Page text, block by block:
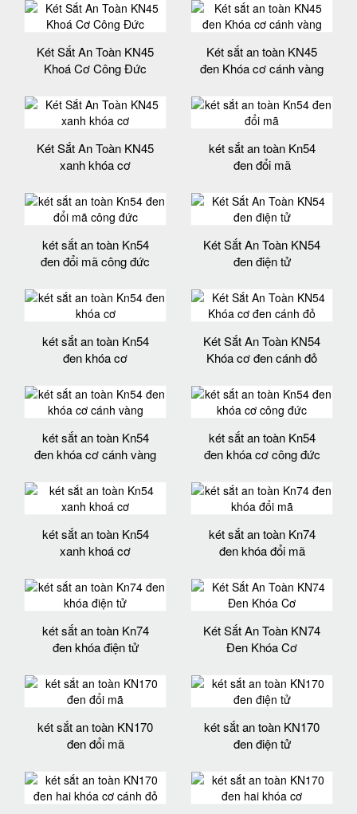
Két Sắt An Toàn KN45
Khoá Cơ Công Đức
Két sắt an toàn KN45
đen Khóa cơ cánh vàng
Két Sắt An Toàn KN45
xanh khóa cơ
két sắt an toàn Kn54
đen đổi mã
két sắt an toàn Kn54
đen đổi mã công đức
Két Sắt An Toàn KN54
đen điện tử
két sắt an toàn Kn54
đen khóa cơ
Két Sắt An Toàn KN54
Khóa cơ đen cánh đỏ
két sắt an toàn Kn54
đen khóa cơ cánh vàng
két sắt an toàn Kn54
đen khóa cơ công đức
két sắt an toàn Kn54
xanh khoá cơ
két sắt an toàn Kn74
đen khóa đổi mã
két sắt an toàn Kn74
đen khóa điện tử
Két Sắt An Toàn KN74
Đen Khóa Cơ
két sắt an toàn KN170
đen đổi mã
két sắt an toàn KN170
đen điện tử